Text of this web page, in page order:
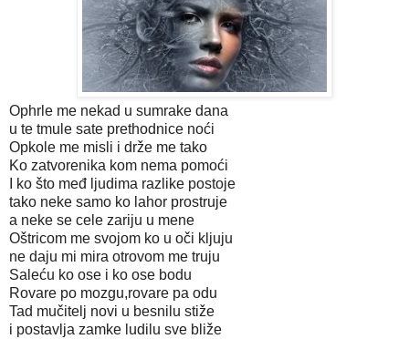
Ophrle me nekad u sumrake dana
u te tmule sate prethodnice noći
Opkole me misli i drže me tako
Ko zatvorenika kom nema pomoći
I ko što međ ljudima razlike postoje
tako neke samo ko lahor prostruje
a neke se cele zariju u mene
Oštricom me svojom ko u oči kljuju
ne daju mi mira otrovom me truju
Saleću ko ose i ko ose bodu
Rovare po mozgu,rovare pa odu
Tad mučitelj novi u besnilu stiže
i postavlja zamke ludilu sve bliže